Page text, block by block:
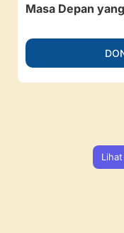
Masa Depan